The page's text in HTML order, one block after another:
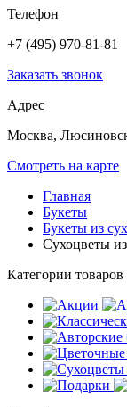
Телефон
+7 (495) 970-81-81
Заказать звонок
Адрес
Москва,
Смотреть на карте
Главная
Букеты
Букеты из
Сухоцветы
Категории товаров